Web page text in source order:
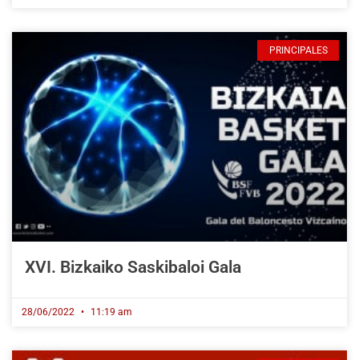
PRINCIPALES
XVI. Bizkaiko Saskibaloi Gala
28/06/2022 11:19 am